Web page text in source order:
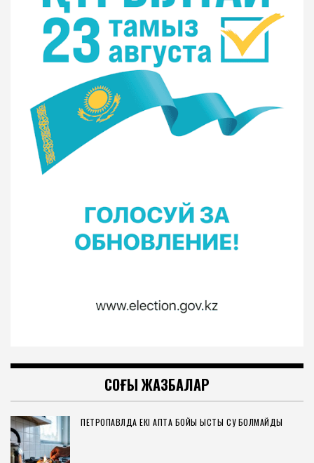
СОҢҒЫ ЖАЗБАЛАР
ПЕТРОПАВЛДА ЕКІ АПТА БОЙЫ ЫСТЫҚ СУ БОЛМАЙДЫ